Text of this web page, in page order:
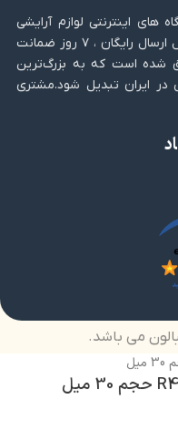
های اینترنتی لوازم آرایشی
بهداشتی و زیبایی با پایبندی به سه اصل ارسال رایگان ، ۷ روز ضمانت
شده است که به بزرگ‌ترین
در ایران تبدیل شود.مشتری
می باشد.